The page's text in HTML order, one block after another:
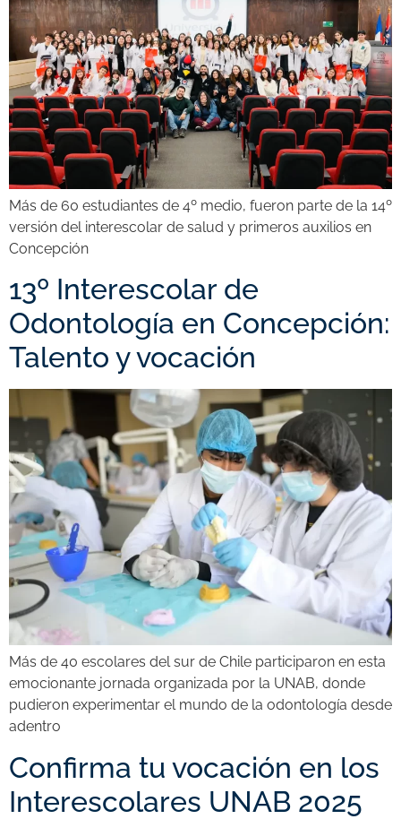
Más de 60 estudiantes de 4º medio, fueron parte de la 14º
versión del interescolar de salud y primeros auxilios en
Concepción
13º Interescolar de
Odontología en Concepción:
Talento y vocación
Más de 40 escolares del sur de Chile participaron en esta
emocionante jornada organizada por la UNAB, donde
pudieron experimentar el mundo de la odontología desde
adentro
Confirma tu vocación en los
Interescolares UNAB 2025